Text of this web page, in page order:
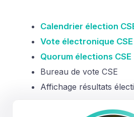
Calendrier élection
Vote électronique CSE
Quorum élections CSE
Bureau de vote CSE
Affichage résultats